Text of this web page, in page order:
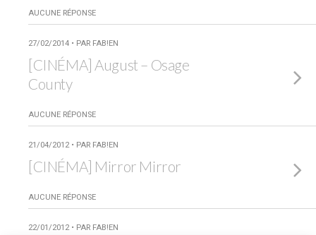
AUCUNE RÉPONSE
27/02/2014 • PAR FAB!EN
[CINÉMA] August – Osage
County
AUCUNE RÉPONSE
21/04/2012 • PAR FAB!EN
[CINÉMA] Mirror Mirror
AUCUNE RÉPONSE
22/01/2012 • PAR FAB!EN